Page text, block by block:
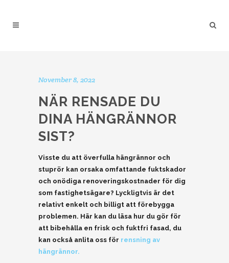
November 8, 2022
NÄR RENSADE DU
DINA HÄNGRÄNNOR
SIST?
Visste du att överfulla hängrännor och
stuprör kan orsaka omfattande fuktskador
och onödiga renoveringskostnader för dig
som fastighetsägare? Lyckligtvis är det
relativt enkelt och billigt att förebygga
problemen. Här kan du läsa hur du gör för
att bibehålla en frisk och fuktfri fasad, du
kan också anlita oss för rensning av
hängrännor.